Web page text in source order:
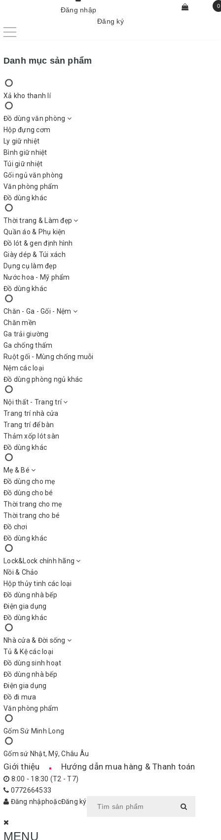
0
Đăng nhập
Đăng ký
Danh mục sản phẩm
Xả kho thanh lí
Đồ dùng văn phòng
Hộp đựng cơm
Ly giữ nhiệt
Bình giữ nhiệt
Túi giữ nhiệt
Gối ngủ văn phòng
Văn phòng phẩm
Đồ dùng khác
Thời trang & Làm đẹp
Quần áo & Phụ kiện
Đồ lót & gen định hình
Giày dép & Túi xách
Dụng cụ làm đẹp
Nước hoa - Mỹ phẩm
Đồ dùng khác
Chăn - Ga - Gối - Nệm
Chăn mền
Ga trải giường
Ga chống thấm
Ruột gối - Mùng chống muỗi
Nệm các loại
Đồ dùng phòng ngủ khác
Nội thất - Trang trí
Trang trí nhà cửa
Trang trí để bàn
Thảm xốp lót sàn
Đồ dùng khác
Mẹ & Bé
Đồ dùng cho mẹ
Đồ dùng cho bé
Thời trang cho mẹ
Thời trang cho bé
Đồ chơi
Đồ dùng khác
Lock&Lock chính hãng
Nồi & Chảo
Hộp thủy tinh các loại
Đồ dùng nhà bếp
Điện gia dụng
Đồ dùng khác
Nhà cửa & Đời sống
Tủ & Kệ các loại
Đồ dùng sinh hoạt
Đồ dùng nhà bếp
Điện gia dụng
Đồ đi mưa
Văn phòng phẩm
Gốm Sứ Minh Long
Gốm sứ Nhật, Mỹ, Châu Âu
Giới thiệu Hướng dẫn mua hàng & Thanh toán
8:00 - 18:30 (T2 - T7)
0772664533
Đăng nhậphoặcĐăng ký
MENU